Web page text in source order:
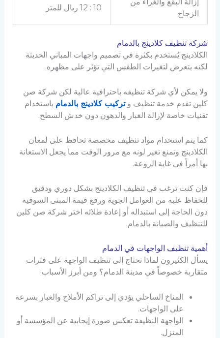
الزجاج
10 : 12 ريال للمتر
شركة تنظيف كلادينج بالدمام
الكلادينج يُستخدم بكثرة في تصميم واجهات المباني الحديثة
لكنه يتعرض لتغيرات الطقس التي تؤثر على مظهره.
ولا يمكن لأي شركة تنظيفه باحترافية عالية لكن شركة صن
كلين تقدم خدمة تنظيف وتركيب كلادينج بالدمام باستخدام
تقنيات خاصة لإزالة الغبار والدهون دون خدش السطح.
كما يتم استخدام مواد تنظيف مخصصة تحافظ على لمعان
الكلادينج وتمنع تغير لونه مع مرور الوقت مما يجعل الاستعانة
بها أمراً في غاية الروعة.
فإن كنت ترغب في تنظيف الكلادينج بشكل دوري ودقيق
للحفاظ عليه من العوامل الجوية ورفع قيمة المبنى السوقية
دون الحاجة إلى استبداله أو إعادة طلائه اختر شركة صن كلين
للتنظيف والصيانة بالدمام.
أهمية تنظيف الواجهات في الدمام
يسأل الكثيرون لماذا نحتاج إلى تنظيف الواجهة على فترات
متقاربة خصوصاً في مدينة الدمام؟ ومن أبرز الأسباب:
المناخ الساحلي يؤدي إلى تراكم الأملاح والغبار بسرعة
على الواجهات.
الواجهة النظيفة تعكس صورة إيجابية عن المؤسسة أو
المنزل.